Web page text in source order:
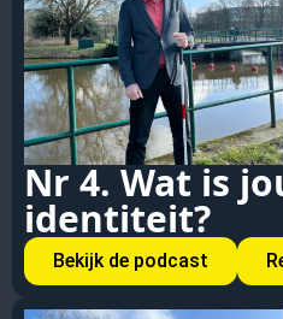
Nr 4. Wat is
identiteit?
Bekijk de podcast